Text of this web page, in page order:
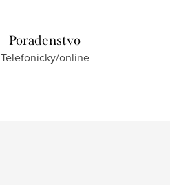
Poradenstvo
Telefonicky/online